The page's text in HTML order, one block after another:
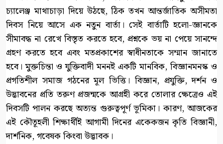
চ্যালেঞ্জ মাথাচাড়া দিয়ে উঠছে, ঠিক তখন আন্তর্জাতিক অসীমতা
দিবস নিয়ে আসে এক নতুন বার্তা। সেই বার্তাটি হলো-জ্ঞানকে
সীমাবদ্ধ না রেখে বিস্তৃত করতে হবে, প্রশ্নকে ভয় না পেয়ে সানন্দে
গ্রহণ করতে হবে এবং মতপ্রকাশের স্বাধীনতাকে সম্মান জানাতে
হবে। মুক্তচিন্তা ও যুক্তিবাদী মননই একটি মানবিক, বিজ্ঞানমনস্ক ও
প্রগতিশীল সমাজ গঠনের মূল ভিত্তি। বিজ্ঞান, প্রযুক্তি, দর্শন ও
উদ্ভাবনের প্রতি তরুণ প্রজন্মকে আগ্রহী করে তোলার ক্ষেত্রেও এই
দিবসটি পালন করছে অত্যন্ত গুরুত্বপূর্ণ ভূমিকা। কারণ, আজকের
এই কৌতূহলী শিক্ষার্থীই আগামী দিনের একেকজন কৃতি বিজ্ঞানী,
দার্শনিক, গবেষক কিংবা উদ্ভাবক।